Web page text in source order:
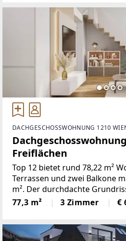
DACHGESCHOSSWOHNUNG 1210
Freiflächen
Top 12 bietet rund 78,22 m²
Terrassen und zwei Balkone
m². Der durchdachte
Zimmer und verbindet eine
gut nutzbaren Privat- und
77,3 m² 3 Zimmer €